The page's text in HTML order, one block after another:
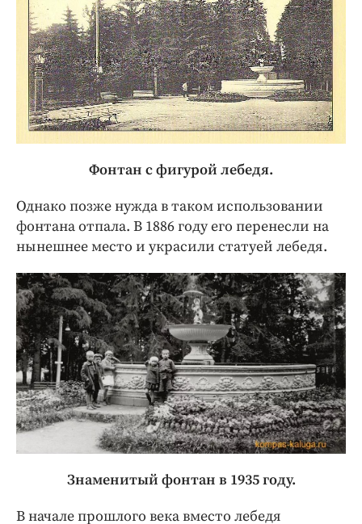
Фонтан с фигурой лебедя.
Однако позже нужда в таком использовании
фонтана отпала. В 1886 году его перенесли на
нынешнее место и украсили статуей лебедя.
Знаменитый фонтан в 1935 году.
В начале прошлого века вместо лебедя